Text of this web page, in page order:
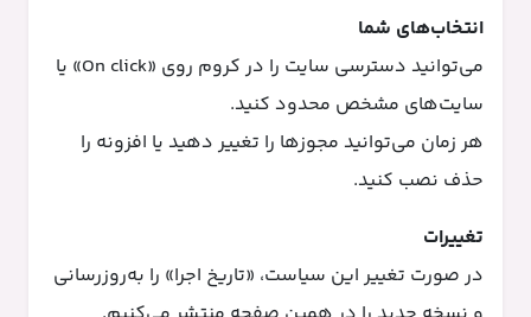
انتخاب‌های شما
می‌توانید دسترسی سایت را در کروم روی «On click» یا
سایت‌های مشخص محدود کنید.
هر زمان می‌توانید مجوزها را تغییر دهید یا افزونه را
حذف نصب کنید.
تغییرات
در صورت تغییر این سیاست، «تاریخ اجرا» را به‌روزرسانی